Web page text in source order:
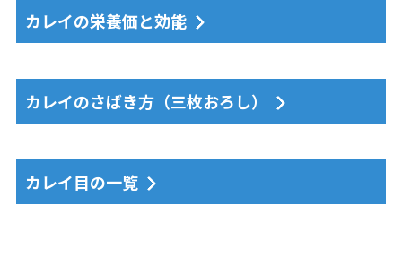
カレイの栄養価と効能
カレイのさばき方（三枚おろし）
カレイ目の一覧